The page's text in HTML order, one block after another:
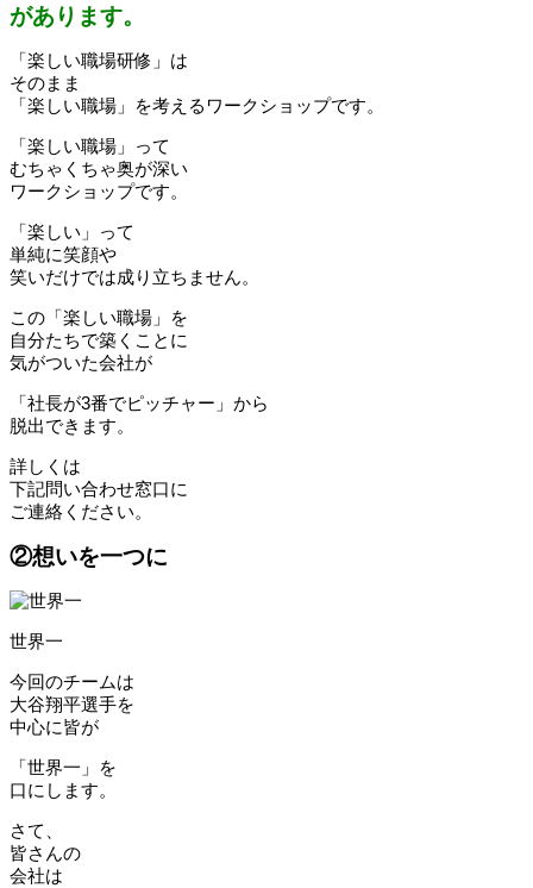
があります。
「楽しい職場研修」は
そのまま
「楽しい職場」を考えるワークショップです。
「楽しい職場」って
むちゃくちゃ奥が深い
ワークショップです。
「楽しい」って
単純に笑顔や
笑いだけでは成り立ちません。
この「楽しい職場」を
自分たちで築くことに
気がついた会社が
「社長が3番でピッチャー」から
脱出できます。
詳しくは
下記問い合わせ窓口に
ご連絡ください。
②想いを一つに
世界一
今回のチームは
大谷翔平選手を
中心に皆が
「世界一」を
口にします。
さて、
皆さんの
会社は